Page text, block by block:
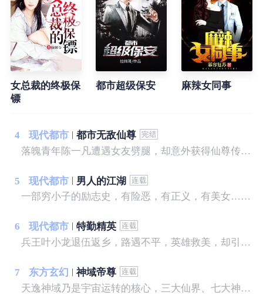
女总裁的终极保
镖
都市超级保安 麻辣女同事
4 现代都市
都市无敌仙尊
落魄青年陈一凡遭遇女友劈腿，却意外获得仙尊传承。 陈一凡一飞冲天，逆袭都市。 不仅宝物在手，还要财色兼收。 赌宝，捡漏，让他家财万贯。 仙法，神术，让他美人在怀，艳遇不断。 有恩，十倍报。 有仇，百倍还。 陈一凡一朝崛起，坐拥天下，快意恩仇，打下一片热血豪迈的都市神话。
5 现代都市
男人的江湖
一部穷小子的励志史，有险恶，有正义，有美女……
6 现代都市
特勤精英
兵王叶小龙退伍返乡，路遇不平，英雄救美，却引来不明势力的疯狂报复，且看他如何反击，纵横都市，闯出自己的一片天空。
7 东方玄幻
神域帝尊
天逸神域乃是宇宙运转的核心，三大仙界、七大神界以及无数生命星球环绕，诞生过一位位强大的远古神灵镇守天逸神域，维持整个宇宙平衡，但在十万年前，诸神黄昏之战，从此宇宙再无神灵，十万年后，一颗不起眼的星球地球之上，一个少年不幸陨落，从天逸神域复活重新崛起，一步步成为那远古那统御天下的绝世神主。